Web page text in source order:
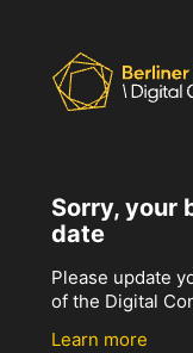
Sorry, your
date
Please update
of the Digital
Learn more